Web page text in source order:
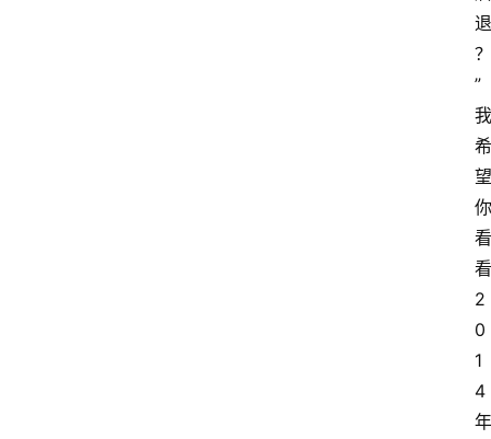
退
？
”
我
希
望
你
看
看
2
0
1
4
年